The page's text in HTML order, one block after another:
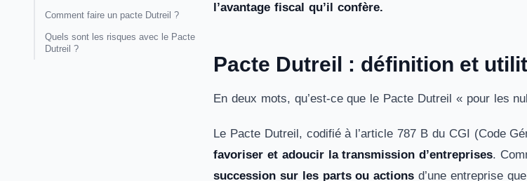
Comment faire un pacte Dutreil ?
Quels sont les risques avec le Pacte
Dutreil ?
l’avantage fiscal qu’il confère.
Pacte Dutreil : définition et
En deux mots, qu’est-ce que le Pacte Dutreil « pour les
Le Pacte Dutreil, codifié à l’article 787 B du CGI (Code
favoriser et adoucir la transmission d’entreprises.
succession sur les parts ou actions d’une entreprise